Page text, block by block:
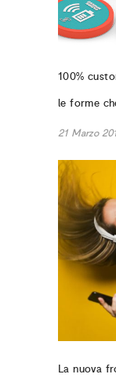
100%
le forme
21 Marzo
La nuova